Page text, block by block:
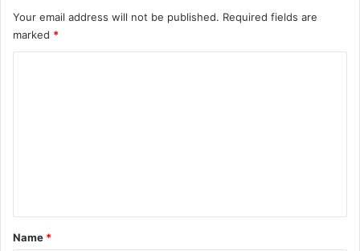
Your email address will not be published. Required fields are
marked *
*
Name *